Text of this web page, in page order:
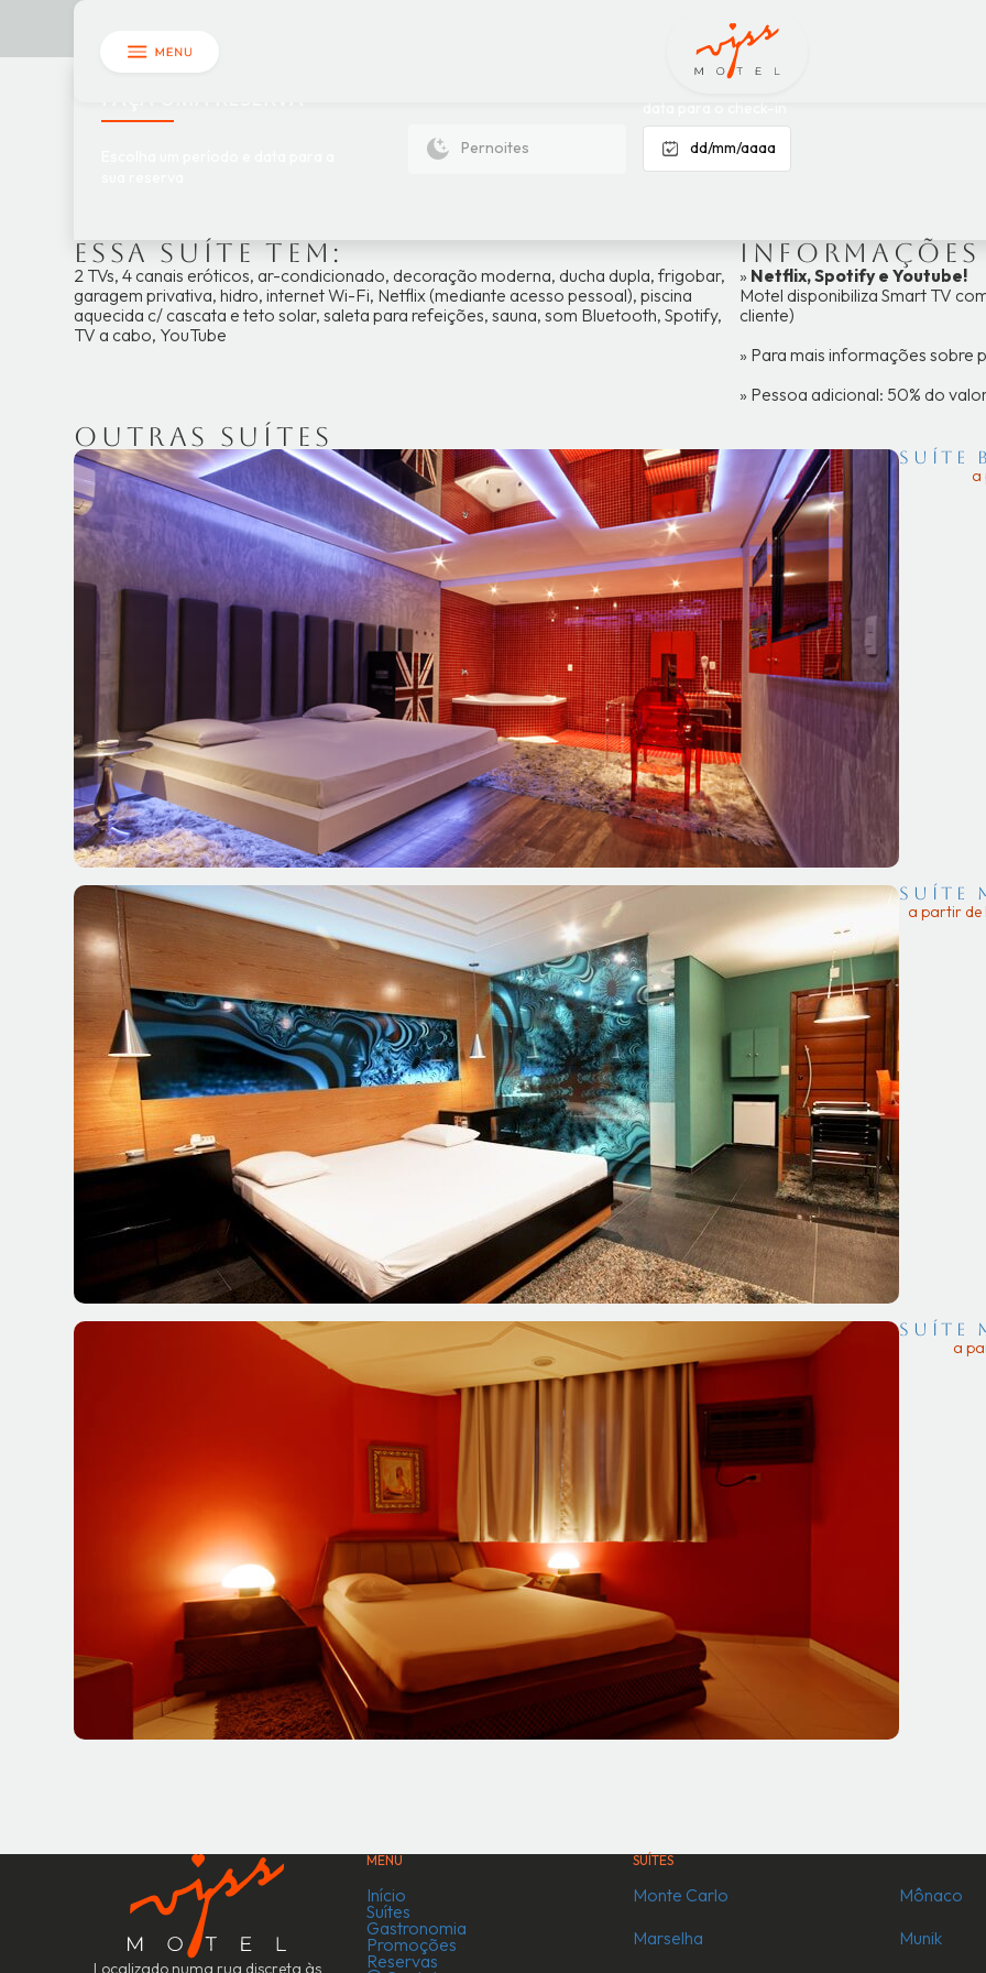
Suíte San
Pernoites
dd/mm/aaaa
Essa suíte tem:
2 TVs, 4 canais eróticos, ar-condicionado, decoração moderna, ducha dupla, frigobar,
garagem privativa, hidro, internet Wi-Fi, Netflix (mediante acesso pessoal), piscina
aquecida c/ cascata e teto solar, saleta para refeições, sauna, som Bluetooth, Spotify,
TV a cabo, YouTube
» Netflix, Spotify e Youtube!
Motel disponibiliza Smart TV
cliente)
​​» Para mais informações
» Pessoa adicional: 50% do
Outras suítes
Suíte
a
Suíte
a partir de
Suíte
a
Localizado numa rua discreta às
MENU
Início
Suítes
Gastronomia
Promoções
Reservas
SUÍTES
Monte Carlo
Mônaco
Marselha
Munik